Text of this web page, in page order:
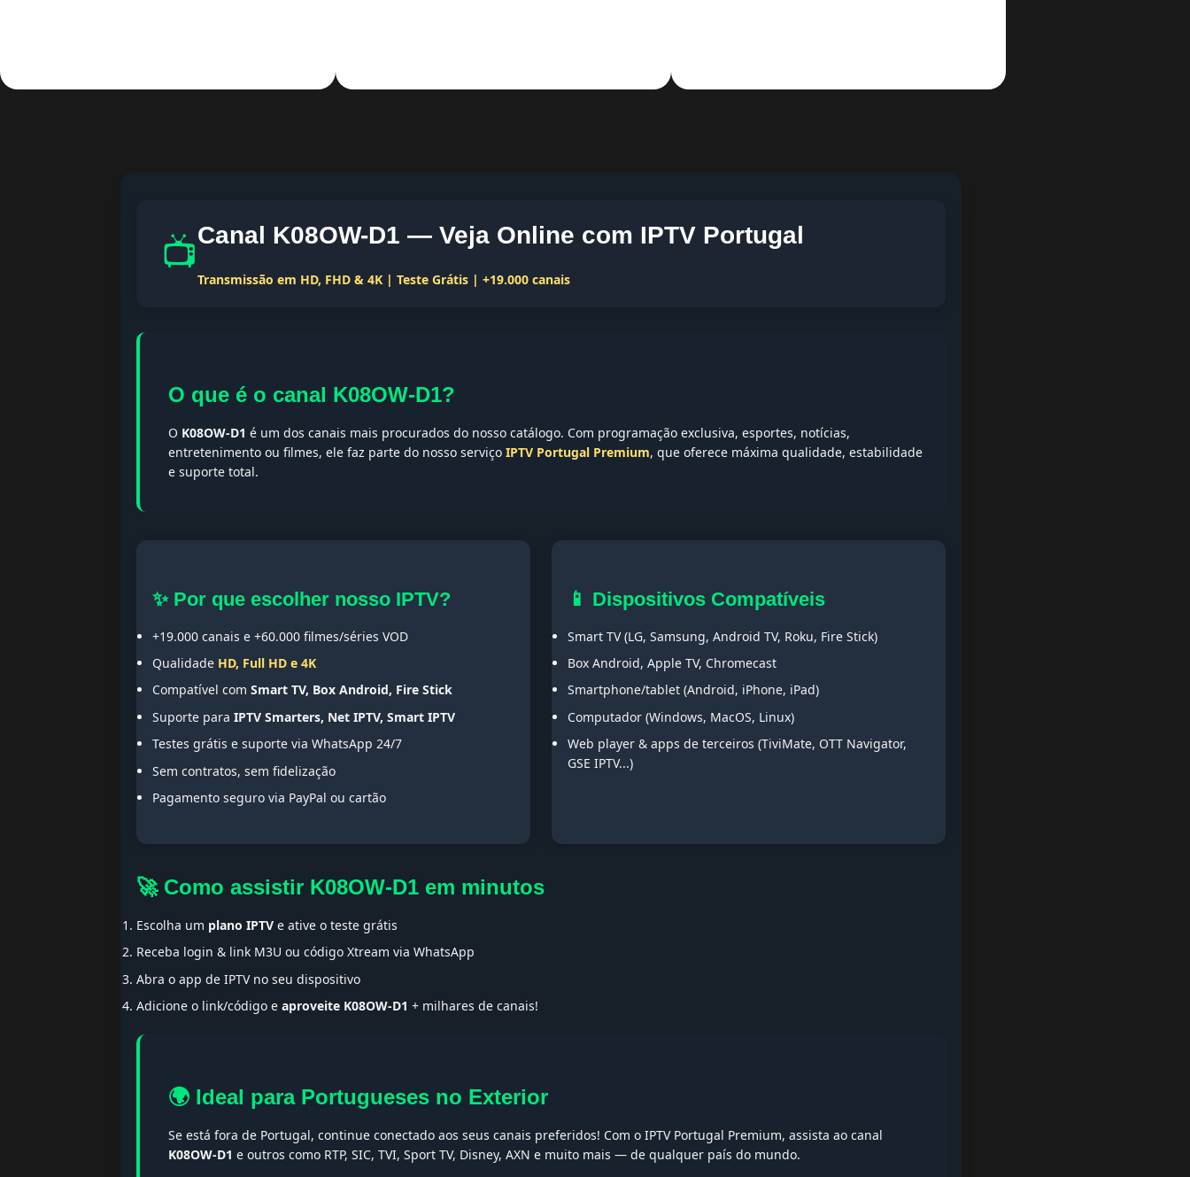
📺Canal K08OW-D1 — Veja Online com IPTV Portugal
Transmissão em HD, FHD & 4K | Teste Grátis | +19.000 canais
O que é o canal K08OW-D1?
O K08OW-D1 é um dos canais mais procurados do nosso catálogo. Com programação exclusiva, esportes, notícias,
entretenimento ou filmes, ele faz parte do nosso serviço IPTV Portugal Premium, que oferece máxima qualidade, estabilidade
e suporte total.
✨ Por que escolher nosso IPTV?
+19.000 canais e +60.000 filmes/séries VOD
Qualidade HD, Full HD e 4K
Compatível com Smart TV, Box Android, Fire Stick
Suporte para IPTV Smarters, Net IPTV, Smart IPTV
Testes grátis e suporte via WhatsApp 24/7
Sem contratos, sem fidelização
Pagamento seguro via PayPal ou cartão
📱 Dispositivos Compatíveis
Smart TV (LG, Samsung, Android TV, Roku, Fire Stick)
Box Android, Apple TV, Chromecast
Smartphone/tablet (Android, iPhone, iPad)
Computador (Windows, MacOS, Linux)
Web player & apps de terceiros (TiviMate, OTT Navigator,
GSE IPTV...)
🚀 Como assistir K08OW-D1 em minutos
Escolha um plano IPTV e ative o teste grátis
Receba login & link M3U ou código Xtream via WhatsApp
Abra o app de IPTV no seu dispositivo
Adicione o link/código e aproveite K08OW-D1 + milhares de canais!
🌍 Ideal para Portugueses no Exterior
Se está fora de Portugal, continue conectado aos seus canais preferidos! Com o IPTV Portugal Premium, assista ao canal
K08OW-D1 e outros como RTP, SIC, TVI, Sport TV, Disney, AXN e muito mais — de qualquer país do mundo.